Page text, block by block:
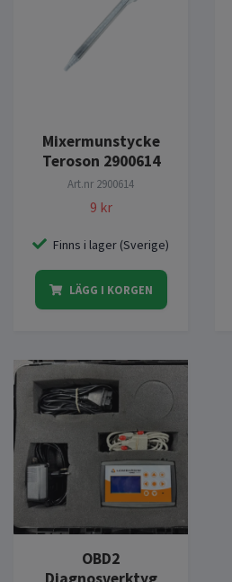
Mixermunstycke
Teroson 2900614
Art.nr 2900614
9 kr
Finns i lager (Sverige)
LÄGG I KORGEN
OBD2